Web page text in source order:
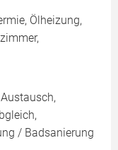
Ölheizung,
/ Badsanierung